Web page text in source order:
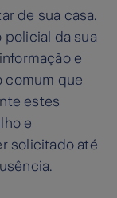
de sua casa.
policial da sua
e
comum que
estes
e
solicitado até